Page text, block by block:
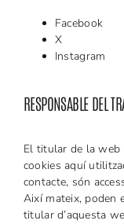
Facebook
X
Instagram
RESPONSABLE DEL
El titular de la web
cookies aquí
contacte, són
Així mateix, poden
titular d’aquesta